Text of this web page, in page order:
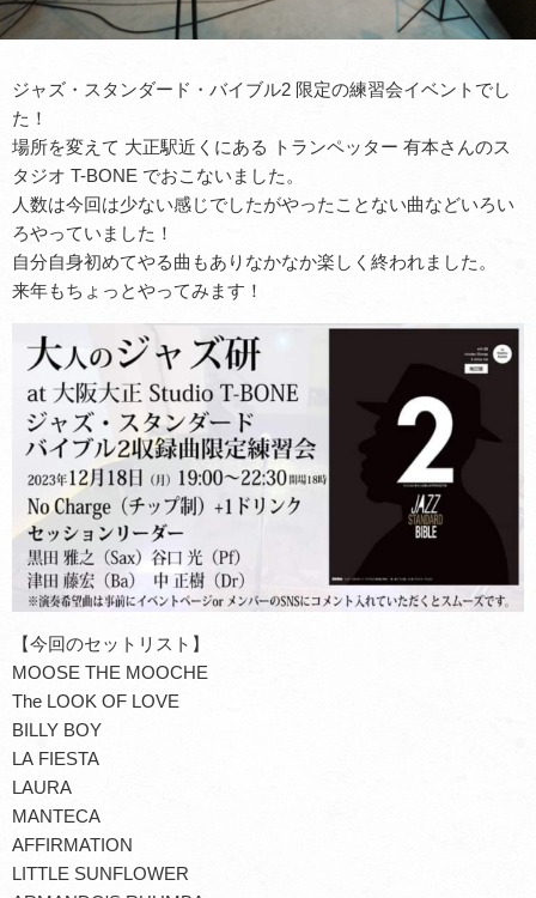
ジャズ・スタンダード・バイブル2 限定の練習会イベントでし
た！
場所を変えて 大正駅近くにある トランペッター 有本さんのス
タジオ T-BONE でおこないました。
人数は今回は少ない感じでしたがやったことない曲などいろい
ろやっていました！
自分自身初めてやる曲もありなかなか楽しく終われました。
来年もちょっとやってみます！
【今回のセットリスト】
MOOSE THE MOOCHE
The LOOK OF LOVE
BILLY BOY
LA FIESTA
LAURA
MANTECA
AFFIRMATION
LITTLE SUNFLOWER